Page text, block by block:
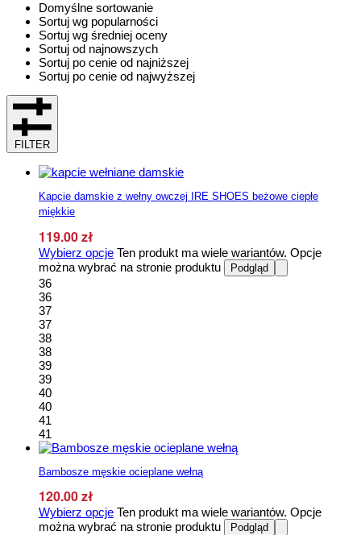
Domyślne sortowanie
Sortuj wg popularności
Sortuj wg średniej oceny
Sortuj od najnowszych
Sortuj po cenie od najniższej
Sortuj po cenie od najwyższej
FILTER
Kapcie damskie z wełny owczej IRE SHOES beżowe ciepłe
miękkie
119.00zł
Wybierz opcje Ten produkt ma wiele wariantów. Opcje
można wybrać na stronie produktu
Podgląd
36
36
37
37
38
38
39
39
40
40
41
41
Bambosze męskie ocieplane wełną
120.00zł
Wybierz opcje Ten produkt ma wiele wariantów. Opcje
można wybrać na stronie produktu
Podgląd